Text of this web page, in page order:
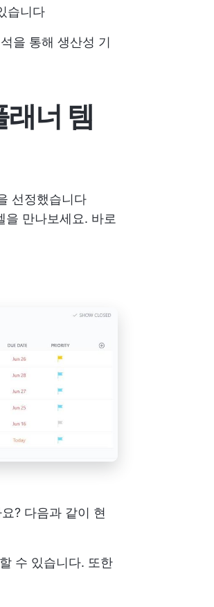
습니다
을 통해 생산성 기
너 템
선정했습니다
만나보세요. 바로
? 다음과 같이 현
수 있습니다. 또한